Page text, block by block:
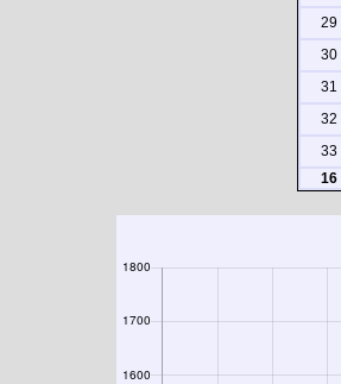
29
30
31
32
33
16